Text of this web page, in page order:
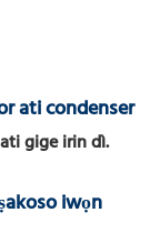
ati condenser
gige irin dì.
iwọn